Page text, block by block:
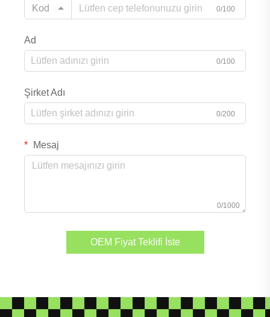
Kod
0/100
Ad
0/100
Şirket Adı
0/200
Mesaj
0/1000
OEM Fiyat Teklifi İste